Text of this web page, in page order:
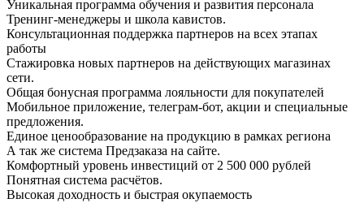
Уникальная программа обучения и развития персонала
Тренинг-менеджеры и школа кавистов.
Консультационная поддержка партнеров на всех этапах
работы
Стажировка новых партнеров на действующих магазинах
сети.
Общая бонусная программа лояльности для покупателей
Мобильное приложение, телеграм-бот, акции и специальные
предложения.
Единое ценообразование на продукцию в рамках региона
А так же система Предзаказа на сайте.
Комфортный уровень инвестиций от 2 500 000 рублей
Понятная система расчётов.
Высокая доходность и быстрая окупаемость